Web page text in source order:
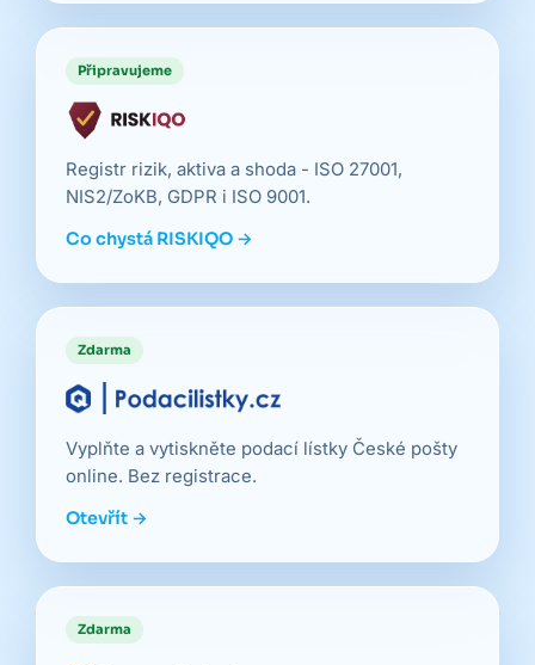
Připravujeme
Registr rizik, aktiva a shoda - ISO 27001,
NIS2/ZoKB, GDPR i ISO 9001.
Co chystá RISKIQO →
Zdarma
Vyplňte a vytiskněte podací lístky České pošty
online. Bez registrace.
Otevřít →
Zdarma